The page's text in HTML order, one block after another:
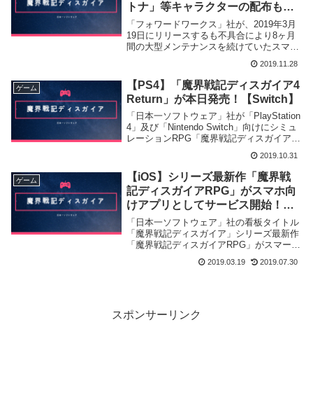
トナ」等キャラクターの配布も実
施
「フォワードワークス」社が、2019年3月
19日にリリースするも不具合により8ヶ月
間の大型メンテナンスを続けていたスマー
アRPG」のサービスを正式に開始した事を
発表致しました。
2019.11.28
ゲーム
【PS4】「魔界戦記ディスガイア4
Return」が本日発売！【Switch】
「日本一ソフトウェア」社が「PlayStation
4」及び「Nintendo Switch」向けにシミュ
レーションRPG「魔界戦記ディスガイア4
Return」を本日2019年10月31日に発売致し
2019.10.31
ゲーム
【iOS】シリーズ最新作「魔界戦
記ディスガイアRPG」がスマホ向
けアプリとしてサービス開始！
【Android】
「日本一ソフトウェア」社の看板タイトル
「魔界戦記ディスガイア」シリーズ最新作
「魔界戦記ディスガイアRPG」がスマート
日よりサービスを開始致しました。
2019.03.19 2019.07.30
スポンサーリンク